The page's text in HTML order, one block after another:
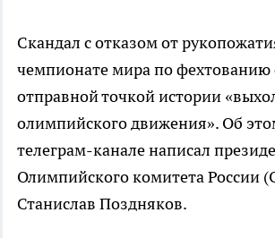
Скандал с отказом от
чемпионате мира по фехтованию
отправной точкой истории
олимпийского движения». Об
телеграм-канале написал
Олимпийского комитета России
Станислав Поздняков.